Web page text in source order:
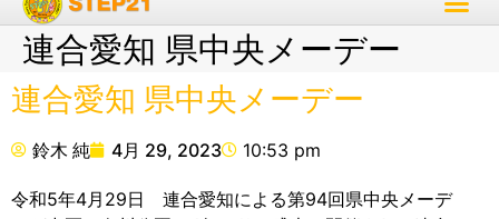
連合愛知 県中央メーデー
連合愛知 県中央メーデー
鈴木 純 4月 29, 2023 10:53 pm
令和5年4月29日 連合愛知による第94回県中央メーデ